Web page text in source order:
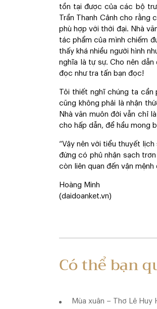
tồn tại được của các bộ
Trần Thanh Cảnh cho
phù hợp với thời đại. Nhà
tác phẩm của mình chiếm
thấy khá nhiều người hình
nghĩa là tự sự. Cho nên
đọc như tra tấn bạn đọc!
Tôi thiết nghĩ chúng ta
cũng không phải là nhận
Nhà văn muôn đời vẫn chỉ
cho hấp dẫn, để hầu mong
“Vậy nên với tiểu thuyết
đừng có phủ nhận sạch
còn liên quan đến vận
Hoàng Minh
(daidoanket.vn)
Có thể bạn
Mùa xuân – Thơ Lê Huy